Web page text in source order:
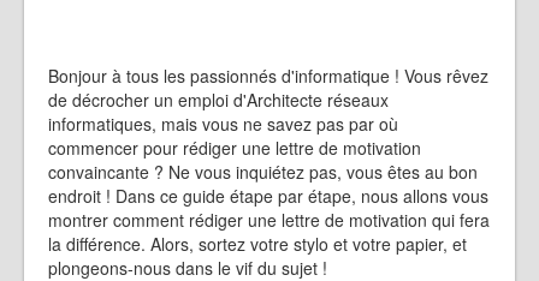
Bonjour à tous les passionnés d'informatique ! Vous rêvez
de décrocher un emploi d'Architecte réseaux
informatiques, mais vous ne savez pas par où
commencer pour rédiger une lettre de motivation
convaincante ? Ne vous inquiétez pas, vous êtes au bon
endroit ! Dans ce guide étape par étape, nous allons vous
montrer comment rédiger une lettre de motivation qui fera
la différence. Alors, sortez votre stylo et votre papier, et
plongeons-nous dans le vif du sujet !